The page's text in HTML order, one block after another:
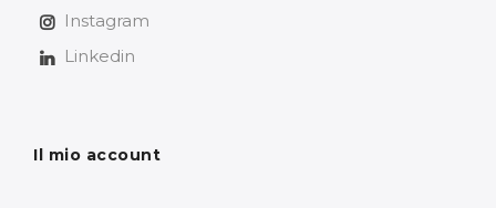
Instagram
Linkedin
Il mio account